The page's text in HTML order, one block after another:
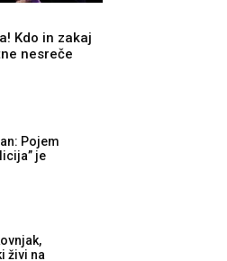
Kdo in zakaj
nesreče
Pojem
je
živi na